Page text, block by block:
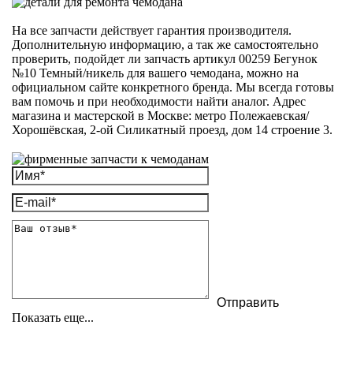
На все запчасти действует гарантия производителя.
Дополнительную информацию, а так же самостоятельно
проверить, подойдет ли запчасть артикул 00259 Бегунок
№10 Темный/никель для вашего чемодана, можно на
официальном сайте конкретного бренда. Мы всегда готовы
вам помочь и при необходимости найти аналог. Адрес
магазина и мастерской в Москве: метро Полежаевская/
Хорошёвская, 2-ой Силикатный проезд, дом 14 строение 3.
Показать еще...